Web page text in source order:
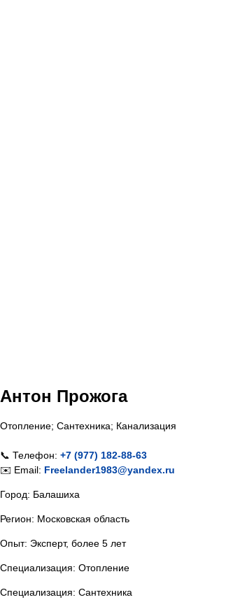
Антон Прожога
Отопление; Сантехника; Канализация
📞 Телефон: +7 (977) 182-88-63
✉️ Email: Freelander1983@yandex.ru
Город: Балашиха
Регион: Московская область
Опыт: Эксперт, более 5 лет
Специализация: Отопление
Специализация: Сантехника